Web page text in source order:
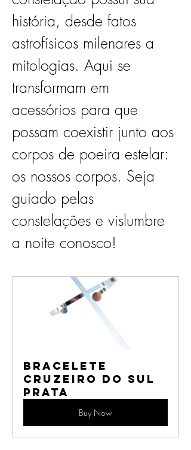
história, desde fatos
astrofísicos milenares a
mitologias. Aqui se
transformam em
acessórios para que
possam coexistir junto aos
corpos de poeira estelar:
os nossos corpos. Seja
guiado pelas
constelações e vislumbre
a noite conosco!
Bracelete
Cruzeiro do Sul
Prata
Buy Now